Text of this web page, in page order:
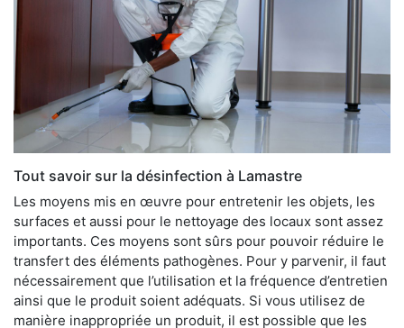
Tout savoir sur la désinfection à Lamastre
Les moyens mis en œuvre pour entretenir les objets, les
surfaces et aussi pour le nettoyage des locaux sont assez
importants. Ces moyens sont sûrs pour pouvoir réduire le
transfert des éléments pathogènes. Pour y parvenir, il faut
nécessairement que l’utilisation et la fréquence d’entretien
ainsi que le produit soient adéquats. Si vous utilisez de
manière inappropriée un produit, il est possible que les